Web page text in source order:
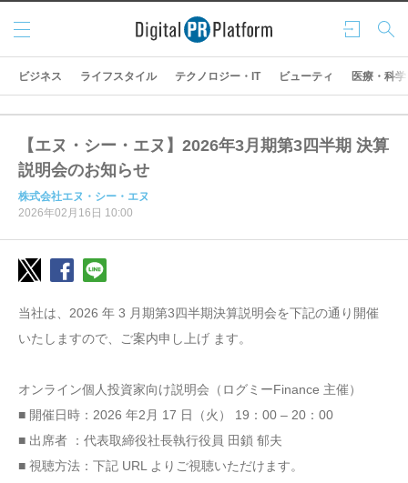
ログ
イン
検索
メニ
ュー
ビジネス ライフスタイル テクノロジー・IT ビューティ 医療・科学
【エヌ・シー・エヌ】2026年3月期第3四半期 決算
説明会のお知らせ
株式会社エヌ・シー・エヌ
2026年02月16日 10:00
当社は、2026 年 3 月期第3四半期決算説明会を下記の通り開催
いたしますので、ご案内申し上げ ます。
オンライン個人投資家向け説明会（ログミーFinance 主催）
■ 開催日時：2026 年2月 17 日（火） 19：00 – 20：00
■ 出席者 ：代表取締役社長執行役員 田鎖 郁夫
■ 視聴方法：下記 URL よりご視聴いただけます。